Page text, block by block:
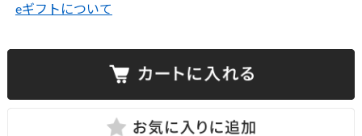
eギフトについて